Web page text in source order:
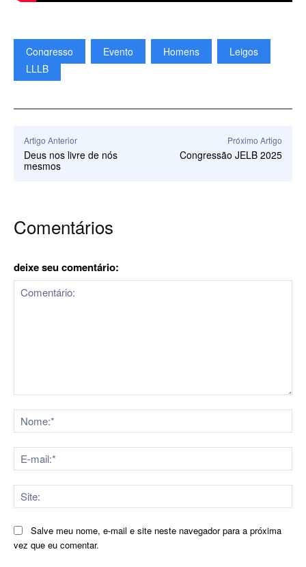
Congresso Evento Homens
Leigos
LLLB
Artigo Anterior
Deus nos livre de nós
mesmos
Próximo Artigo
Congressão JELB 2025
Comentários
deixe seu comentário:
Salve meu nome, e-mail e site neste navegador para a próxima
vez que eu comentar.